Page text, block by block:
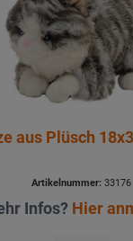
aus Plüsch
Artikelnummer:33176
Infos? Hier